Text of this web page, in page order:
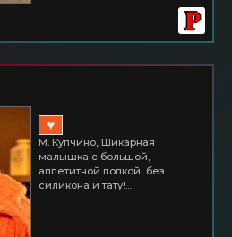
♥
М. Купчино, Шикарная
малышка с большой,
аппетитной попкой, без
силикона и тату!...